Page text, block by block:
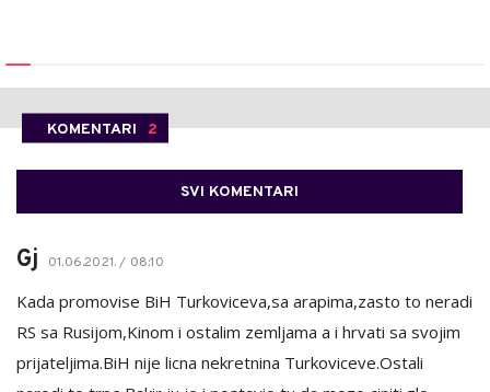
KOMENTARI 2
SVI KOMENTARI
Gj 01.06.2021. / 08:10
Kada promovise BiH Turkoviceva,sa arapima,zasto to neradi
RS sa Rusijom,Kinom i ostalim zemljama a i hrvati sa svojim
prijateljima.BiH nije licna nekretnina Turkoviceve.Ostali